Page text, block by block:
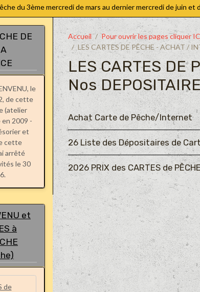
du 3ème mercredi de mars au dernier mercredi de juin
Accueil
Pour ouvrir les pages cliquer
LES CARTES DE PÊCHE - ACHAT /
LES CARTES DE
Nos
Achat Carte de Pêche/Internet
26 Liste des Dépositaires de
2026 PRIX des CARTES de
DE
le
de cette
(atelier
2009 -
et
cette
arrêté
le 30
et
à
de